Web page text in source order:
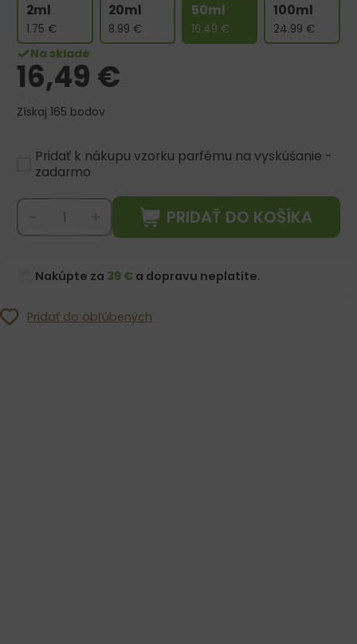
2ml
1.75 €
20ml
8.99 €
50ml
16.49 €
100ml
24.99 €
Na sklade
16,49 €
Získaj 165 bodov
Pridať k nákupu vzorku parfému na vyskúšanie -
zadarmo
PRIDAŤ DO KOŠÍKA
Nakúpte za 39 € a dopravu neplatíte.
Pridať do obľúbených